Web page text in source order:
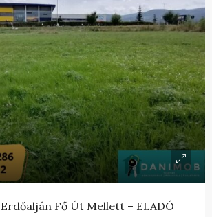
Fő Út Mellett – ELADÓ